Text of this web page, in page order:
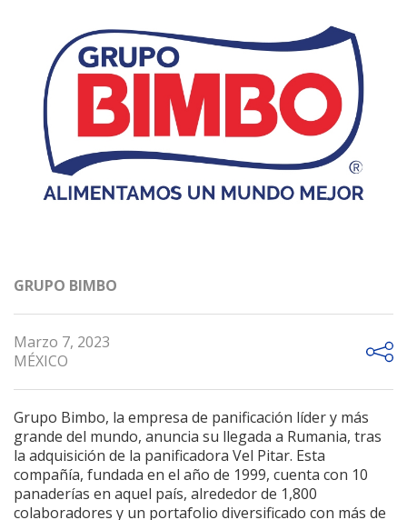
GRUPO BIMBO
Marzo 7, 2023
MÉXICO
Grupo Bimbo, la empresa de panificación líder y más
grande del mundo, anuncia su llegada a Rumania, tras
la adquisición de la panificadora Vel Pitar. Esta
compañía, fundada en el año de 1999, cuenta con 10
panaderías en aquel país, alrededor de 1,800
colaboradores y un portafolio diversificado con más de